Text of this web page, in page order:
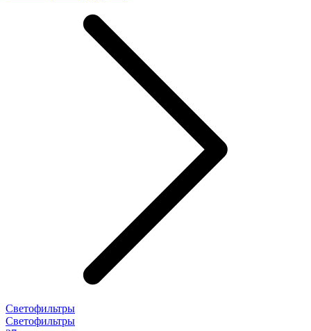
Светофильтры
Светофильтры